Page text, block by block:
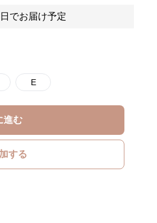
でお届け予定
E
進む
する